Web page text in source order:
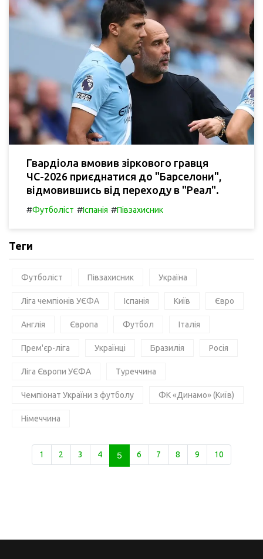
Гвардіола вмовив зіркового гравця
ЧС-2026 приєднатися до "Барселони",
відмовившись від переходу в "Реал".
#Футболіст #Іспанія #Півзахисник
Теги
Футболіст Півзахисник Україна
Ліга чемпіонів УЄФА Іспанія Київ Євро
Англія Європа Футбол Італія
Прем'єр-ліга Українці Бразилія Росія
Ліга Європи УЄФА Туреччина
Чемпіонат України з футболу ФК «Динамо» (Київ)
Німеччина
1 2 3 4 5 6 7 8 9 10